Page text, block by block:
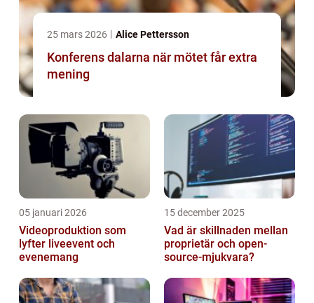
25 mars 2026 Alice Pettersson
Konferens dalarna när mötet får extra
mening
05 januari 2026
Videoproduktion som
lyfter liveevent och
evenemang
15 december 2025
Vad är skillnaden mellan
proprietär och open-
source-mjukvara?